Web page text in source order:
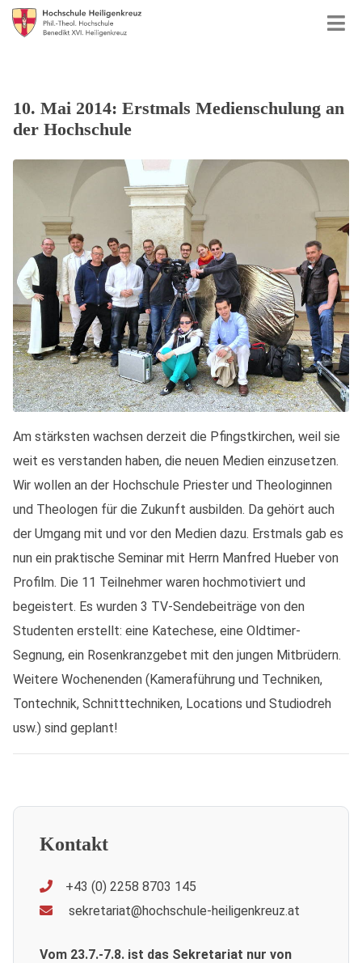
10. Mai 2014: Erstmals Medienschulung an
der Hochschule
Am stärksten wachsen derzeit die Pfingstkirchen, weil sie
weit es verstanden haben, die neuen Medien einzusetzen.
Wir wollen an der Hochschule Priester und Theologinnen
und Theologen für die Zukunft ausbilden. Da gehört auch
der Umgang mit und vor den Medien dazu. Erstmals gab es
nun ein praktische Seminar mit Herrn Manfred Hueber von
Profilm. Die 11 Teilnehmer waren hochmotiviert und
begeistert. Es wurden 3 TV-Sendebeiträge von den
Studenten erstellt: eine Katechese, eine Oldtimer-
Segnung, ein Rosenkranzgebet mit den jungen Mitbrüdern.
Weitere Wochenenden (Kameraführung und Techniken,
Tontechnik, Schnitttechniken, Locations und Studiodreh
usw.) sind geplant!
Kontakt
+43 (0) 2258 8703 145
sekretariat@hochschule-heiligenkreuz.at
Vom 23.7.-7.8. ist das Sekretariat nur von